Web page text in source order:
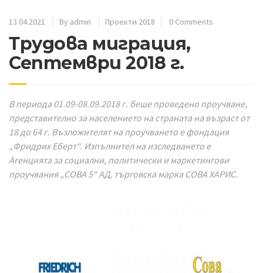
13.04.2021 By admin Проекти 2018 0 Comments
Трудова миграция,
Септември 2018 г.
В периода 01.09-08.09.2018 г. беше проведено проучване,
представително за населението на страната на възраст от
18 до 64 г. Възложителят на проучването е фондация
„Фридрих Еберт“. Изпълнител на изследването е
Агенцията за социални, политически и маркетингови
проучвания „СОВА 5“ АД, търговска марка СОВА ХАРИС.